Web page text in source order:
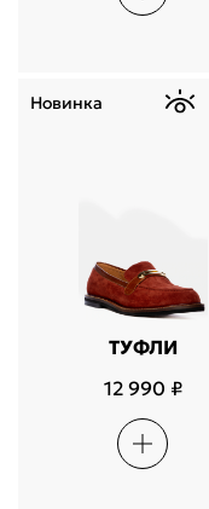
ТУФЛИ
12 990 ₽
Новинка